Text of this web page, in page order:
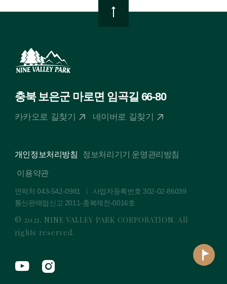
MAP
충북 보은군 마로면 임곡길 66-80
카카오로 길찾기 네이버로 길찾기
개인정보처리방침 정보처리기기 운영관리방침
이용약관
연락처043-542-0981
사업자등록번호 302-02-86039
통신판매업신고 2011-충북제천-0016호
© 2021. NINE VALLEY PARK CORPORATION. All
rights reserved.